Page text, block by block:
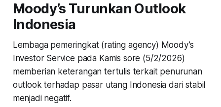
Moody’s Turunkan Outlook
Indonesia
Lembaga pemeringkat (rating agency) Moody’s
Investor Service pada Kamis sore (5/2/2026)
memberian keterangan tertulis terkait penurunan
outlook terhadap pasar utang Indonesia dari stabil
menjadi negatif.